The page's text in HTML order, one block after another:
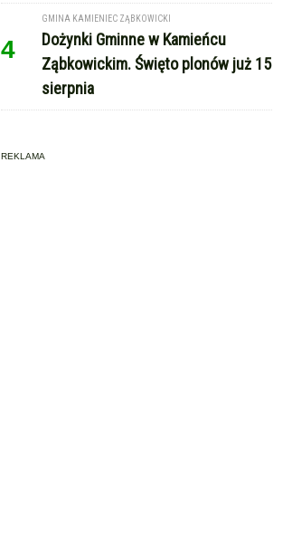
4
GMINA KAMIENIEC ZĄBKOWICKI
Dożynki Gminne w Kamieńcu
Ząbkowickim. Święto plonów już 15
sierpnia
REKLAMA